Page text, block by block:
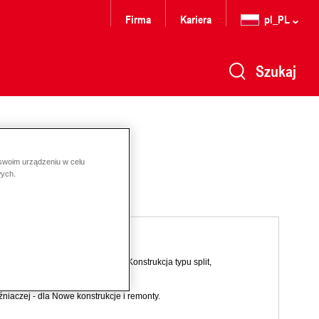
Firma Kariera pl_PL
Szukaj
i produkcji ciepłej wody. Konstrukcja typu split,
- dla Nowe konstrukcje i remonty.
urządzeniu w celu